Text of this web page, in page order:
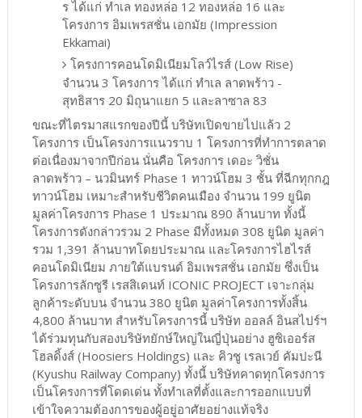
ร ได้แก่ ทำเล ทองหล่อ 12 ทองหล่อ 16 และ
โครงการ อิมเพรสชั่น เอกมัย (Impression
Ekkamai)
โครงการคอนโดมิเนียมโลว์ไรส์ (Low Rise)
จำนวน 3 โครงการ ได้แก่ ทำเล ลาดพร้าว -
สุทธิสาร 20 มิถุนาแยก 5 และลาซาล 83
ขณะที่ไตรมาสแรกของปีนี้ บริษัทเปิดขายไปแล้ว 2
โครงการ เป็นโครงการแนวราบ 1 โครงการที่ทำการตลาด
ต่อเนื่องมาจากปีก่อน นั่นคือ โครงการ เดอะ วิชั่น
ลาดพร้าว – นวมินทร์ Phase 1 ทาวน์โฮม 3 ชั้น ที่ฉีกทุกกฎ
ทาวน์โฮม เหมาะสำหรับชีวิตคนเมือง จำนวน 199 ยูนิต
มูลค่าโครงการ Phase 1 ประมาณ 890 ล้านบาท ทั้งนี้
โครงการดังกล่าวรวม 2 Phase มีทั้งหมด 308 ยูนิต มูลค่า
รวม 1,391 ล้านบาทโดยประมาณ และโครงการไฮไรส์
คอนโดมิเนียม ภายใต้แบรนด์ อิมเพรสชั่น เอกมัย ซึ่งเป็น
โครงการลักซูรี เรสสิเดนท์ ICONIC PROJECT เจาะกลุ่ม
ลูกค้าระดับบน จำนวน 380 ยูนิต มูลค่าโครงการทั้งสิ้น
4,800 ล้านบาท สำหรับโครงการนี้ บริษัท ออลล์ อินสไปร์ฯ
ได้ร่วมทุนกับสองบริษัทยักษ์ใหญ่ในญี่ปุ่นอย่าง ฮูซิเออร์ส
โฮลดิ้งส์ (Hoosiers Holdings) และ คิวชู เรลเวย์ คัมปะนี
(Kyushu Railway Company) ทั้งนี้ บริษัทคาดทุกโครงการ
เป็นโครงการที่โดดเด่น ทั้งทำเลที่ตั้งและการออกแบบที่
เข้าใจความต้องการของผู้อยู่อาศัยอย่างแท้จริง